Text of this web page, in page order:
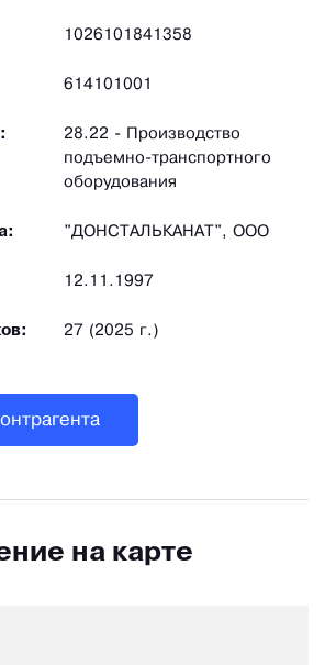
1026101841358
614101001
28.22 - Производство
подъемно-транспортного
оборудования
"ДОНСТАЛЬКАНАТ", ООО
12.11.1997
27 (2025 г.)
на карте